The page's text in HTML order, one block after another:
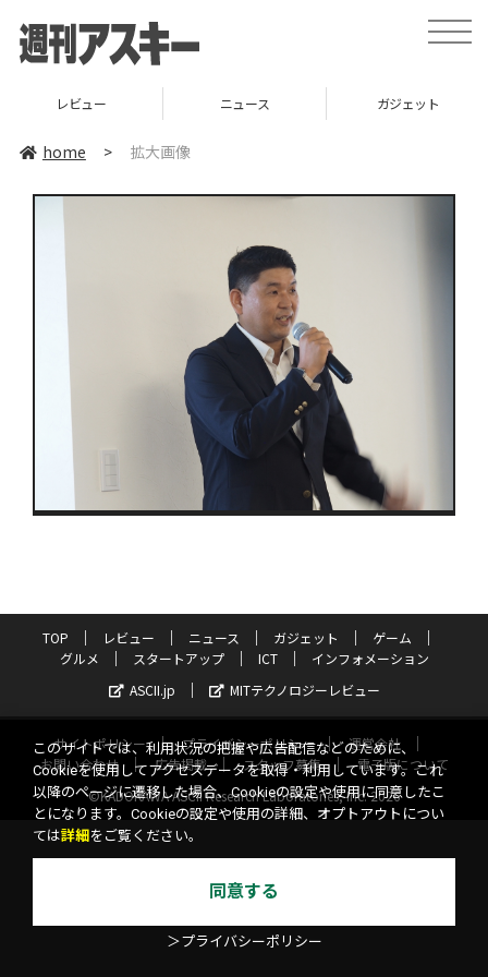
toggle
レビュー ニュース ガジェット
home > 拡大画像
TOP レビュー ニュース ガジェット
ゲーム
グルメ
スタートアップ ICT
インフォメーション
ASCII.jp
MITテクノロジーレビュー
サイトポリシー プライバシーポリシー
運営会社
お問い合わせ
広告掲載 スタッフ募集
電子版について
©KADOKAWA ASCII Research Laboratories, Inc. 2026
このサイトでは、利用状況の把握や広告配信などのために、
Cookieを使用してアクセスデータを取得・利用しています。これ
以降のページに遷移した場合、Cookieの設定や使用に同意したこ
とになります。Cookieの設定や使用の詳細、オプトアウトについ
ては詳細 をご覧ください。
同意する
＞プライバシーポリシー